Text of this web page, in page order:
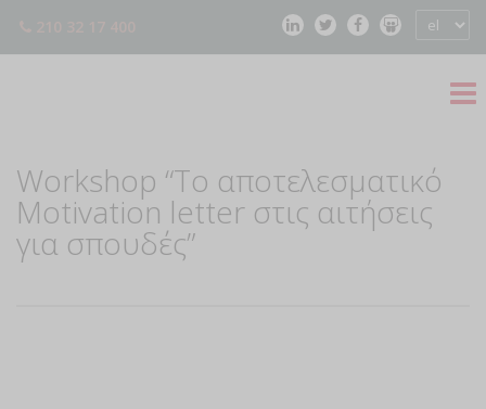
Workshop “Το αποτελεσματικό
Μotivation letter στις αιτήσεις
για σπουδές”